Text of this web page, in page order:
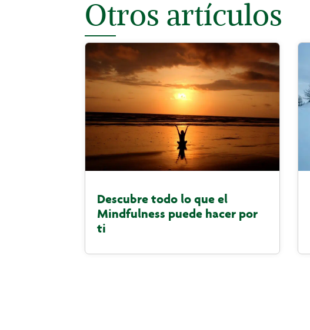
Otros artículos
Descubre todo lo que el
Mindfulness puede hacer por
ti